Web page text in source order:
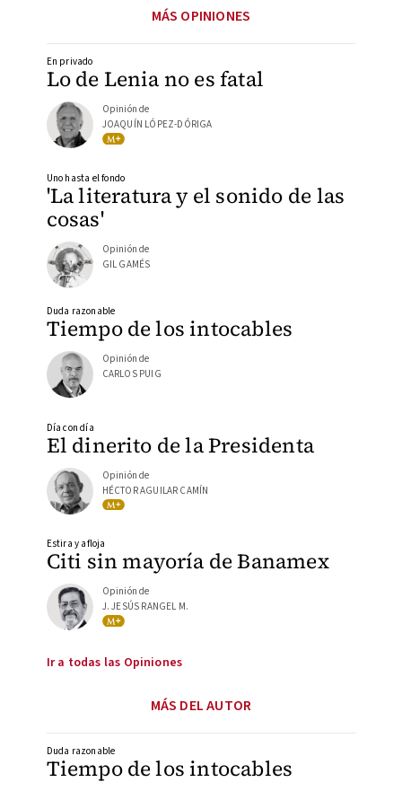
MÁS OPINIONES
Lo de Lenia no es fatal
En privado
Opinión de
JOAQUÍN LÓPEZ-DÓRIGA
'La literatura y el sonido de las
cosas'
Uno hasta el fondo
Opinión de
GIL GAMÉS
Tiempo de los intocables
Duda razonable
Opinión de
CARLOS PUIG
El dinerito de la Presidenta
Día con día
Opinión de
HÉCTOR AGUILAR CAMÍN
Citi sin mayoría de Banamex
Estira y afloja
Opinión de
J. JESÚS RANGEL M.
Ir a todas las Opiniones
MÁS DEL AUTOR
Tiempo de los intocables
Duda razonable